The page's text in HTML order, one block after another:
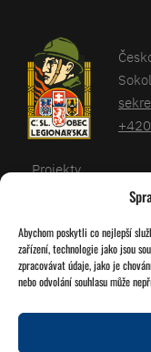
Abychom poskytli co nejlepší
zařízení, technologie jako jsou
zpracovávat údaje, jako je
nebo odvolání souhlasu může
Projekty
Kalendář
O nás